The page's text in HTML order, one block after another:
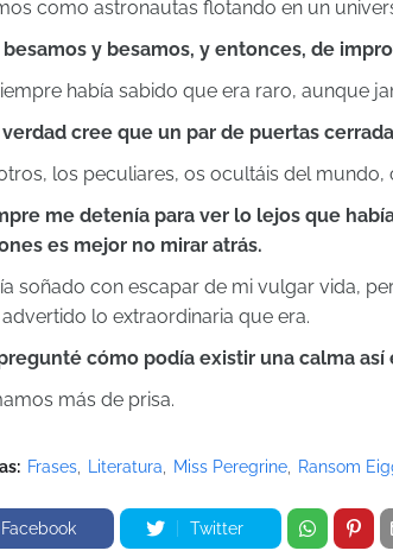
como astronautas flotando en un
besamos y besamos, y entonces, de
había sabido que era raro, aunque
verdad cree que un par de puertas
los peculiares, os ocultáis del
me detenía para ver lo lejos que
es mejor no mirar atrás.
soñado con escapar de mi vulgar vida,
advertido lo extraordinaria que era.
cómo podía existir una calma así
más de prisa.
Frases Literatura Miss Peregrine Ransom
Facebook Twitter